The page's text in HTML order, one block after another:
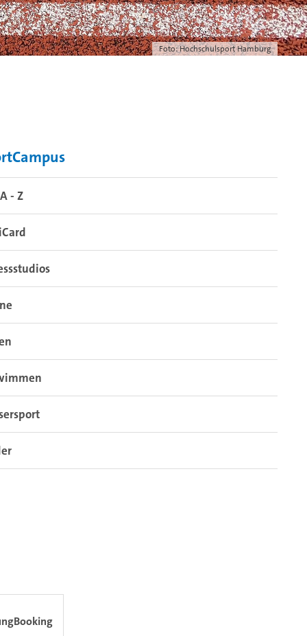
Foto: Hochschulsport Hamburg
Booking
- Z